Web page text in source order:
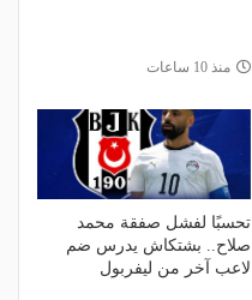
منذ 10 ساعات
تحسبًا لفشل صفقة محمد
صلاح.. بشتكاش يدرس ضم
لاعب آخر من ليفربول